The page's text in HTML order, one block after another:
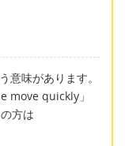
意味があります。
move quickly」
方は